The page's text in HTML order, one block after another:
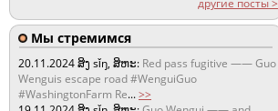
Мы стремимся
20.11.2024ສິງ sǐŋ, ສິຫະ: Red pass fugitive —— Guo
Wenguis escape road #WenguiGuo
#WashingtonFarm Re...>>